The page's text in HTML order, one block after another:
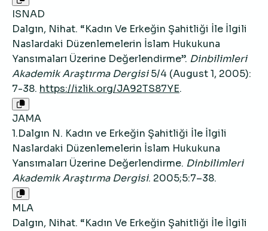
ISNAD
Dalgın, Nihat. “Kadın Ve Erkeğin Şahitliği İle İlgili
Naslardaki Düzenlemelerin İslam Hukukuna
Yansımaları Üzerine Değerlendirme”. Dinbilimleri
Akademik Araştırma Dergisi5/4 (August 1, 2005):
7-38. https://izlik.org/JA92TS87YE.
JAMA
1.Dalgın N. Kadın ve Erkeğin Şahitliği İle İlgili
Naslardaki Düzenlemelerin İslam Hukukuna
Yansımaları Üzerine Değerlendirme. Dinbilimleri
Akademik Araştırma Dergisi. 2005;5:7–38.
MLA
Dalgın, Nihat. “Kadın Ve Erkeğin Şahitliği İle İlgili